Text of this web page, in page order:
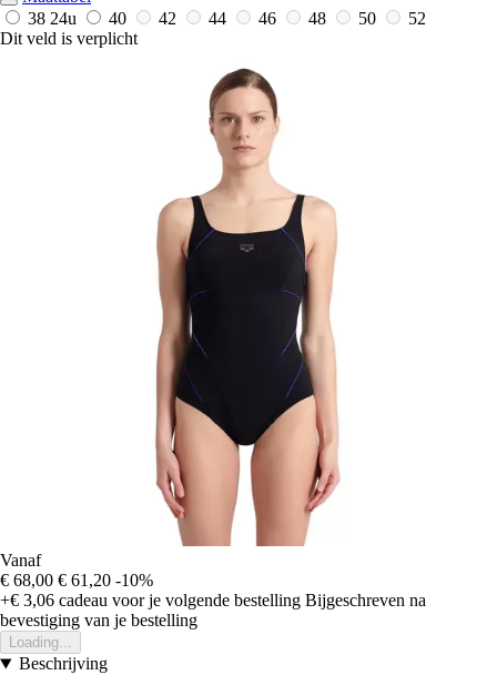
38 24u 40 42 44 46 48 50
52
Dit veld is verplicht
Vanaf
€ 68,00 € 61,20 -10%
+€ 3,06 cadeau voor je volgende bestelling Bijgeschreven na
bevestiging van je bestelling
Loading...
Beschrijving